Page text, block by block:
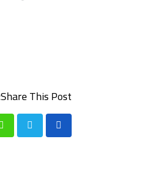
Share This Post: